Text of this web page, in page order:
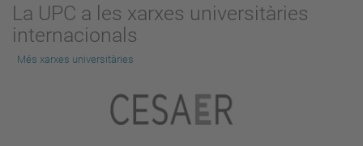
La UPC a les xarxes universitàries
internacionals
Més xarxes universitàries